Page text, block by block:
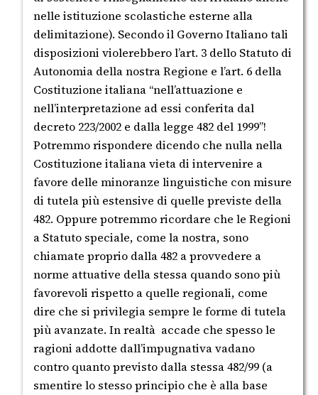
nelle istituzione scolastiche esterne alla
delimitazione). Secondo il Governo Italiano tali
disposizioni violerebbero l’art. 3 dello Statuto di
Autonomia della nostra Regione e l’art. 6 della
Costituzione italiana “nell’attuazione e
nell’interpretazione ad essi conferita dal
decreto 223/2002 e dalla legge 482 del 1999”!
Potremmo rispondere dicendo che nulla nella
Costituzione italiana vieta di intervenire a
favore delle minoranze linguistiche con misure
di tutela più estensive di quelle previste della
482. Oppure potremmo ricordare che le Regioni
a Statuto speciale, come la nostra, sono
chiamate proprio dalla 482 a provvedere a
norme attuative della stessa quando sono più
favorevoli rispetto a quelle regionali, come
dire che si privilegia sempre le forme di tutela
più avanzate. In realtà accade che spesso le
ragioni addotte dall’impugnativa vadano
contro quanto previsto dalla stessa 482/99 (a
smentire lo stesso principio che è alla base